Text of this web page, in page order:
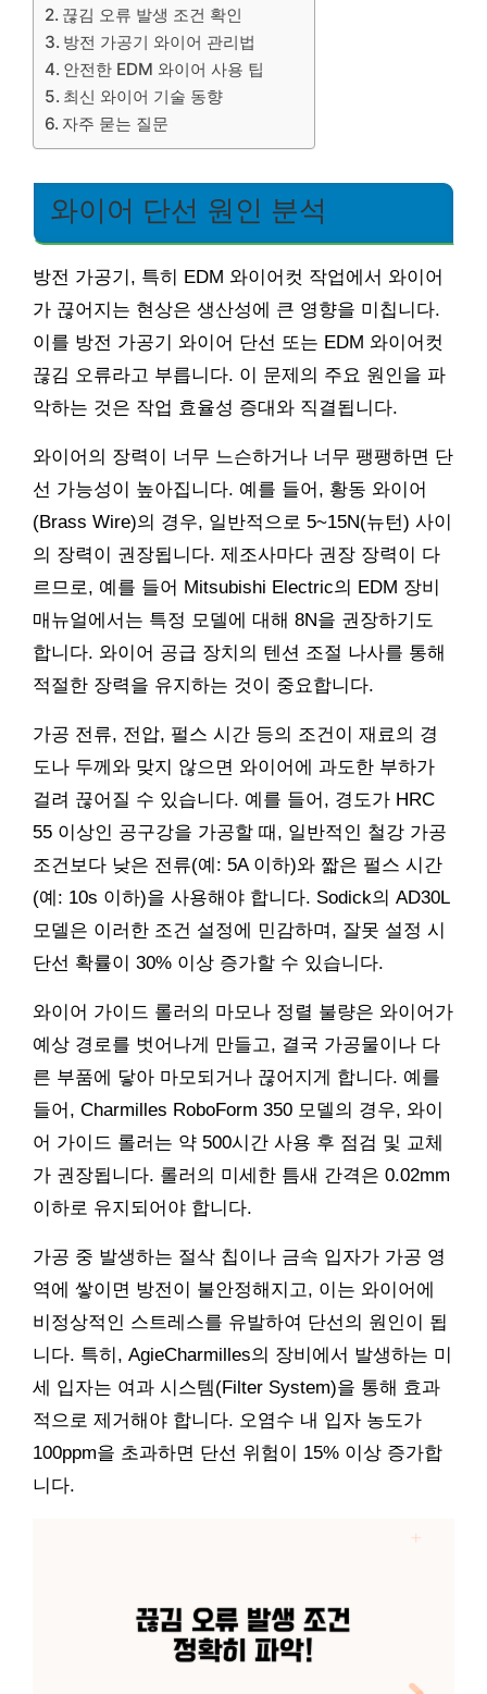
끊김 오류 발생 조건 확인
방전 가공기 와이어 관리법
안전한 EDM 와이어 사용 팁
최신 와이어 기술 동향
자주 묻는 질문
와이어 단선 원인 분석
방전 가공기, 특히 EDM 와이어컷 작업에서 와이어
가 끊어지는 현상은 생산성에 큰 영향을 미칩니다.
이를 방전 가공기 와이어 단선 또는 EDM 와이어컷
끊김 오류라고 부릅니다. 이 문제의 주요 원인을 파
악하는 것은 작업 효율성 증대와 직결됩니다.
와이어의 장력이 너무 느슨하거나 너무 팽팽하면 단
선 가능성이 높아집니다. 예를 들어, 황동 와이어
(Brass Wire)의 경우, 일반적으로 5~15N(뉴턴) 사이
의 장력이 권장됩니다. 제조사마다 권장 장력이 다
르므로, 예를 들어 Mitsubishi Electric의 EDM 장비
매뉴얼에서는 특정 모델에 대해 8N을 권장하기도
합니다. 와이어 공급 장치의 텐션 조절 나사를 통해
적절한 장력을 유지하는 것이 중요합니다.
가공 전류, 전압, 펄스 시간 등의 조건이 재료의 경
도나 두께와 맞지 않으면 와이어에 과도한 부하가
걸려 끊어질 수 있습니다. 예를 들어, 경도가 HRC
55 이상인 공구강을 가공할 때, 일반적인 철강 가공
조건보다 낮은 전류(예: 5A 이하)와 짧은 펄스 시간
(예: 10s 이하)을 사용해야 합니다. Sodick의 AD30L
모델은 이러한 조건 설정에 민감하며, 잘못 설정 시
단선 확률이 30% 이상 증가할 수 있습니다.
와이어 가이드 롤러의 마모나 정렬 불량은 와이어가
예상 경로를 벗어나게 만들고, 결국 가공물이나 다
른 부품에 닿아 마모되거나 끊어지게 합니다. 예를
들어, Charmilles RoboForm 350 모델의 경우, 와이
어 가이드 롤러는 약 500시간 사용 후 점검 및 교체
가 권장됩니다. 롤러의 미세한 틈새 간격은 0.02mm
이하로 유지되어야 합니다.
가공 중 발생하는 절삭 칩이나 금속 입자가 가공 영
역에 쌓이면 방전이 불안정해지고, 이는 와이어에
비정상적인 스트레스를 유발하여 단선의 원인이 됩
니다. 특히, AgieCharmilles의 장비에서 발생하는 미
세 입자는 여과 시스템(Filter System)을 통해 효과
적으로 제거해야 합니다. 오염수 내 입자 농도가
100ppm을 초과하면 단선 위험이 15% 이상 증가합
니다.